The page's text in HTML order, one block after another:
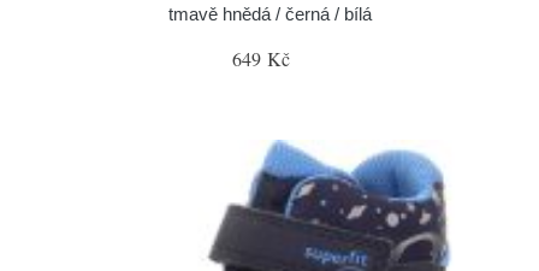
tmavě hnědá / černá / bílá
649 Kč